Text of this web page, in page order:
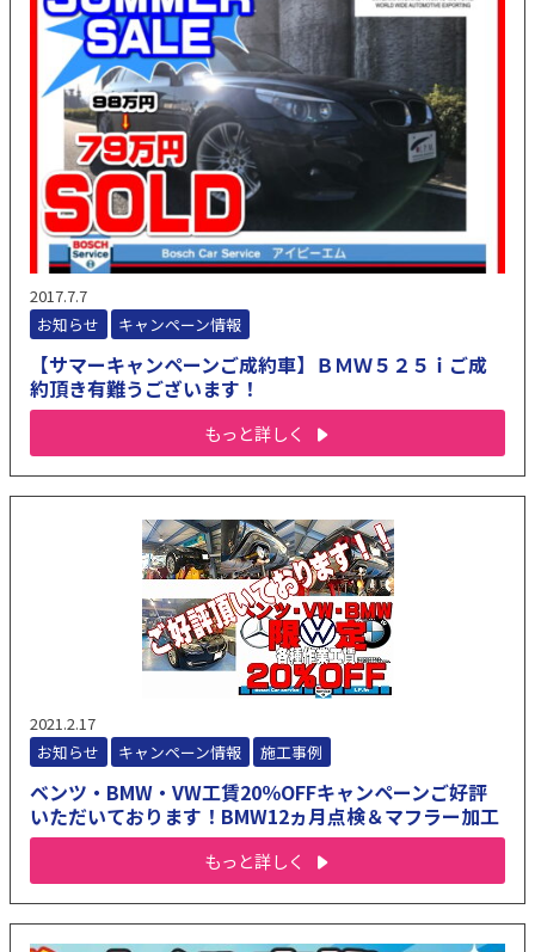
2017.7.7
お知らせ
キャンペーン情報
【サマーキャンペーンご成約車】ＢＭＷ５２５ｉご成
約頂き有難うございます！
もっと詳しく
2021.2.17
お知らせ
キャンペーン情報 施工事例
ベンツ・BMW・VW工賃20％OFFキャンペーンご好評
いただいております！BMW12ヵ月点検＆マフラー加工
もっと詳しく